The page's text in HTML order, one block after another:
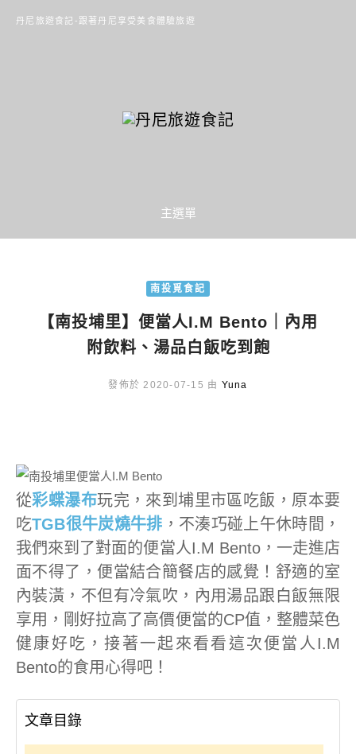
丹尼旅遊食記-跟著丹尼享受美食體驗旅遊
主選單
南投覓食記
【南投埔里】便當人I.M Bento｜內用
附飲料、湯品白飯吃到飽
發佈於 2020-07-15 由 Yuna
從彩蝶瀑布玩完，來到埔里市區吃飯，原本要
吃TGB很牛炭燒牛排 ，不湊巧碰上午休時間，
我們來到了對面的便當人I.M Bento，一走進店
面不得了，便當結合簡餐店的感覺！舒適的室
內裝潢，不但有冷氣吹，內用湯品跟白飯無限
享用，剛好拉高了高價便當的CP值，整體菜色
健康好吃，接著一起來看看這次便當人I.M
Bento的食用心得吧！
文章目錄